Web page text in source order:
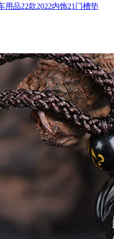
用品22款2022内饰21门槽垫